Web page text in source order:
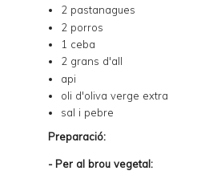
2 pastanagues
2 porros
1 ceba
2 grans d'all
api
oli d'oliva verge extra
sal i pebre
Preparació:
- Per al brou vegetal: